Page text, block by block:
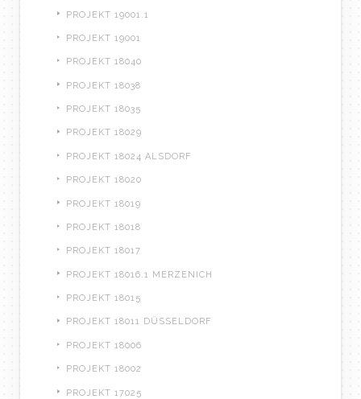
PROJEKT 19001.1
PROJEKT 19001
PROJEKT 18040
PROJEKT 18038
PROJEKT 18035
PROJEKT 18029
PROJEKT 18024 ALSDORF
PROJEKT 18020
PROJEKT 18019
PROJEKT 18018
PROJEKT 18017
PROJEKT 18016.1 MERZENICH
PROJEKT 18015
PROJEKT 18011 DÜSSELDORF
PROJEKT 18006
PROJEKT 18002
PROJEKT 17025